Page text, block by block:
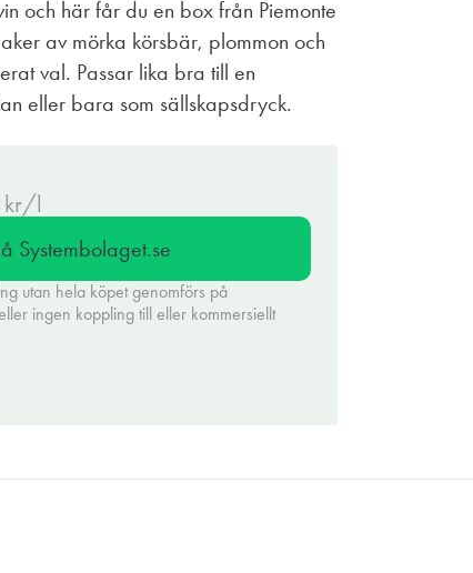
och här får du en box från Piemonte
av mörka körsbär, plommon och
val. Passar lika bra till en
eller bara som sällskapsdryck.
kr/l
Systembolaget.se
utan hela köpet genomförs på
ingen koppling till eller kommersiellt